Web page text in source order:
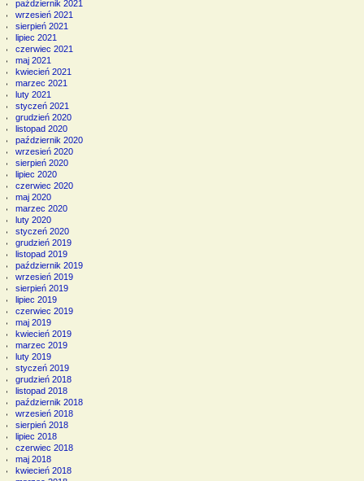
październik 2021
wrzesień 2021
sierpień 2021
lipiec 2021
czerwiec 2021
maj 2021
kwiecień 2021
marzec 2021
luty 2021
styczeń 2021
grudzień 2020
listopad 2020
październik 2020
wrzesień 2020
sierpień 2020
lipiec 2020
czerwiec 2020
maj 2020
marzec 2020
luty 2020
styczeń 2020
grudzień 2019
listopad 2019
październik 2019
wrzesień 2019
sierpień 2019
lipiec 2019
czerwiec 2019
maj 2019
kwiecień 2019
marzec 2019
luty 2019
styczeń 2019
grudzień 2018
listopad 2018
październik 2018
wrzesień 2018
sierpień 2018
lipiec 2018
czerwiec 2018
maj 2018
kwiecień 2018